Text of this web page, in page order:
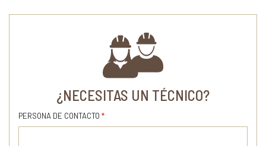
¿NECESITAS UN TÉCNICO?
PERSONA DE CONTACTO *